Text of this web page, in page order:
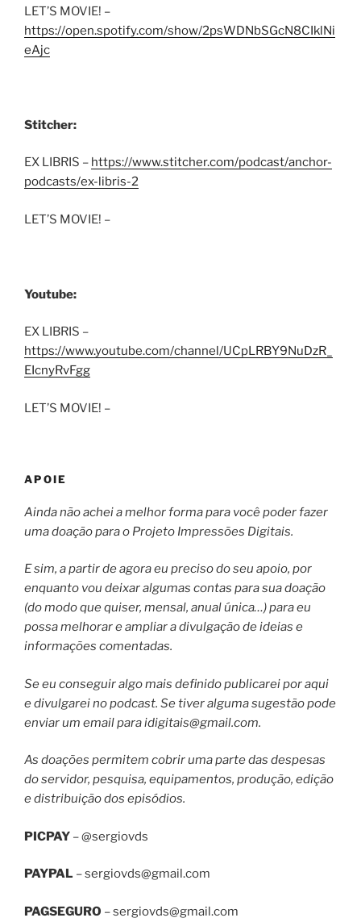
LET’S MOVIE! –
https://open.spotify.com/show/2psWDNbSGcN8CIklNi
eAjc
Stitcher:
EX LIBRIS – https://www.stitcher.com/podcast/anchor-
podcasts/ex-libris-2
LET’S MOVIE! –
Youtube:
EX LIBRIS –
https://www.youtube.com/channel/UCpLRBY9NuDzR_
EIcnyRvFgg
LET’S MOVIE! –
APOIE
Ainda não achei a melhor forma para você poder fazer
uma doação para o Projeto Impressões Digitais.
E sim, a partir de agora eu preciso do seu apoio, por
enquanto vou deixar algumas contas para sua doação
(do modo que quiser, mensal, anual única…) para eu
possa melhorar e ampliar a divulgação de ideias e
informações comentadas.
Se eu conseguir algo mais definido publicarei por aqui
e divulgarei no podcast. Se tiver alguma sugestão pode
enviar um email paraidigitais@gmail.com.
As doações permitem cobrir uma parte das despesas
do servidor, pesquisa, equipamentos, produção, edição
e distribuição dos episódios.
PICPAY – @sergiovds
PAYPAL –sergiovds@gmail.com
PAGSEGURO –sergiovds@gmail.com